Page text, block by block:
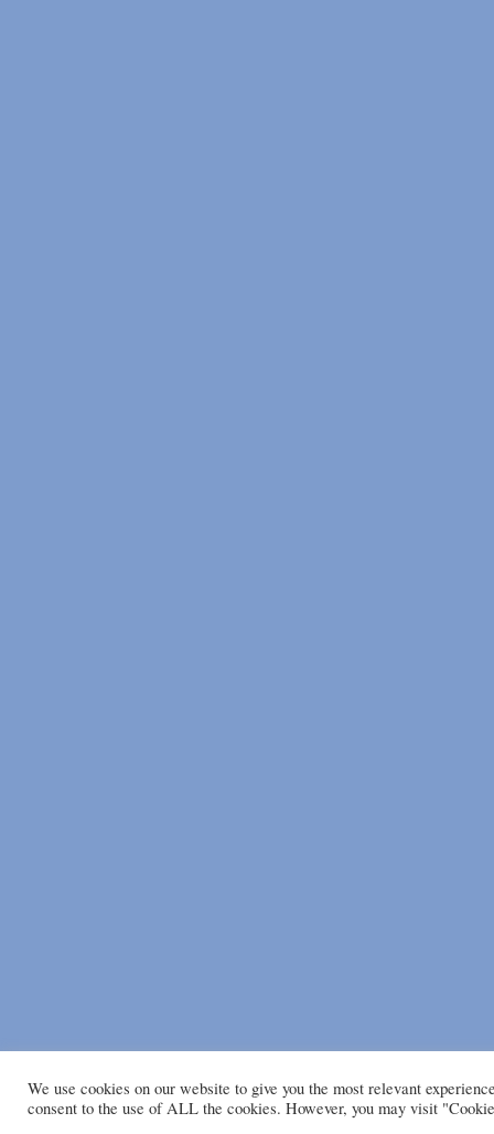
We use cookies on our website to give you the most relevant
consent to the use of ALL the cookies. However, you may visit